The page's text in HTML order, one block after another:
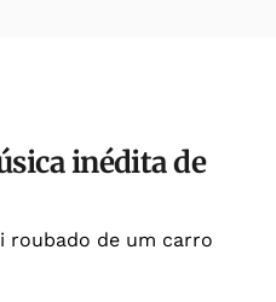
inédita de
roubado de um carro